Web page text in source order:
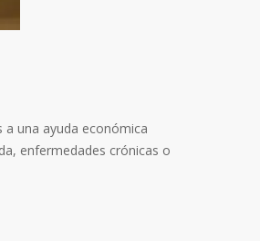
una ayuda económica
enfermedades crónicas o